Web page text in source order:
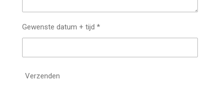
Gewenste datum + tijd *
Verzenden